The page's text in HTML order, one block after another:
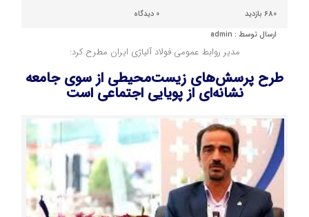
680 بازدید
0 دیدگاه
ارسال توسط : admin
مدیر روابط عمومی فولاد آلیاژی ایران مطرح کرد:
طرح پرسش‌های زیست‌محیطی از سوی جامعه
نشانه‌ای از پویایی اجتماعی است